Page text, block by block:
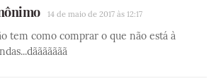
14 de maio de 2017 às 12:17
tem como comprar o que não está à